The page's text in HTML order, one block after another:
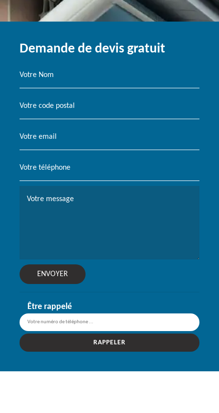
Demande de devis gratuit
Être rappelé